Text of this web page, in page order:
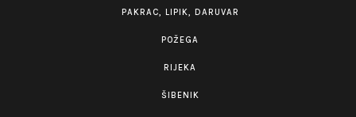
PAKRAC, LIPIK, DARUVAR
POŽEGA
RIJEKA
ŠIBENIK